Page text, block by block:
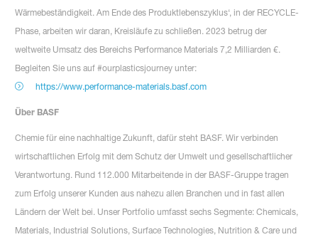
Wärmebeständigkeit. Am Ende des Produktlebenszyklus‘, in der RECYCLE-
Phase, arbeiten wir daran, Kreisläufe zu schließen. 2023 betrug der
weltweite Umsatz des Bereichs Performance Materials 7,2 Milliarden €.
Begleiten Sie uns auf #ourplasticsjourney unter:
https://www.performance-materials.basf.com
Über BASF
Chemie für eine nachhaltige Zukunft, dafür steht BASF. Wir verbinden
wirtschaftlichen Erfolg mit dem Schutz der Umwelt und gesellschaftlicher
Verantwortung. Rund 112.000 Mitarbeitende in der BASF-Gruppe tragen
zum Erfolg unserer Kunden aus nahezu allen Branchen und in fast allen
Ländern der Welt bei. Unser Portfolio umfasst sechs Segmente: Chemicals,
Materials, Industrial Solutions, Surface Technologies, Nutrition & Care und